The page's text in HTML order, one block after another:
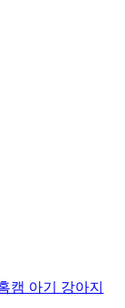
캠 아기 강아지